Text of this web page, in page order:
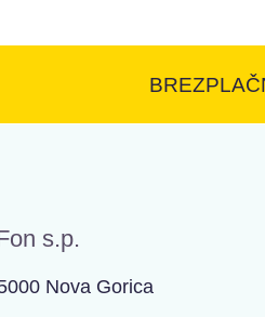
s.p.
Nova Gorica